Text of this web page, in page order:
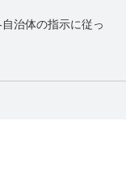
治体の指示に従っ